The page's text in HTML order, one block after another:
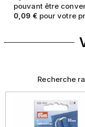
pouvant être
0,09 € pour votre
Recherche
Précédent